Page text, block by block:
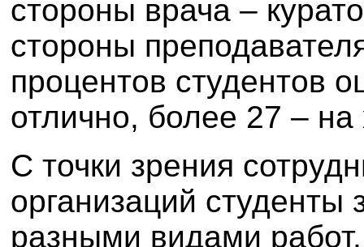
стороны врача –
стороны
процентов студентов
отлично, более 27 –
С точки зрения
организаций
разными видами